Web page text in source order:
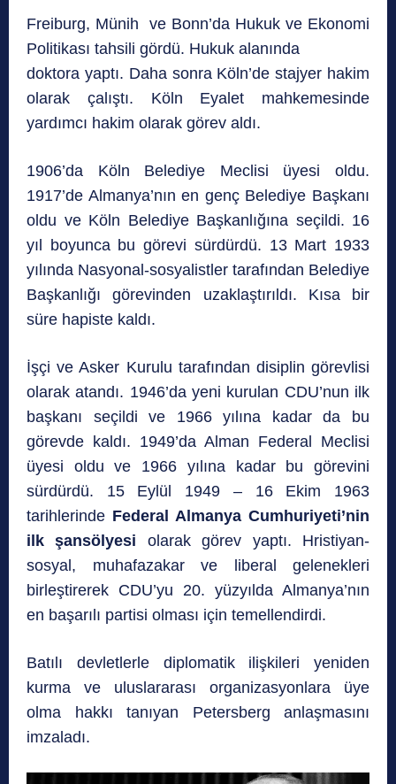
Freiburg, Münih ve Bonn’da Hukuk ve Ekonomi
Politikası tahsili gördü. Hukuk alanında
doktora yaptı. Daha sonra Köln’de stajyer hakim
olarak çalıştı. Köln Eyalet mahkemesinde
yardımcı hakim olarak görev aldı.
1906’da Köln Belediye Meclisi üyesi oldu.
1917’de Almanya’nın en genç Belediye Başkanı
oldu ve Köln Belediye Başkanlığına seçildi. 16
yıl boyunca bu görevi sürdürdü. 13 Mart 1933
yılında Nasyonal-sosyalistler tarafından Belediye
Başkanlığı görevinden uzaklaştırıldı. Kısa bir
süre hapiste kaldı.
İşçi ve Asker Kurulu tarafından disiplin görevlisi
olarak atandı. 1946’da yeni kurulan CDU’nun ilk
başkanı seçildi ve 1966 yılına kadar da bu
görevde kaldı. 1949’da Alman Federal Meclisi
üyesi oldu ve 1966 yılına kadar bu görevini
sürdürdü. 15 Eylül 1949 – 16 Ekim 1963
tarihlerinde Federal Almanya Cumhuriyeti’nin
ilk şansölyesi olarak görev yaptı. Hristiyan-
sosyal, muhafazakar ve liberal gelenekleri
birleştirerek CDU’yu 20. yüzyılda Almanya’nın
en başarılı partisi olması için temellendirdi.
Batılı devletlerle diplomatik ilişkileri yeniden
kurma ve uluslararası organizasyonlara üye
olma hakkı tanıyan Petersberg anlaşmasını
imzaladı.